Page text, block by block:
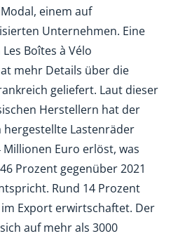
einem auf
Unternehmen. Eine
Boîtes à Vélo
mehr Details über die
geliefert. Laut dieser
Herstellern hat der
Lastenräder
Euro erlöst, was
Prozent gegenüber 2021
Rund 14 Prozent
Export erwirtschaftet. Der
auf mehr als 3000